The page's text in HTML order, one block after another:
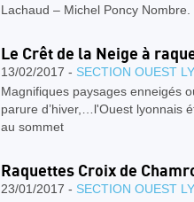
Lachaud – Michel Poncy Nombre.
Le Crêt de la Neige à
13/02/2017 - SECTION OUEST
Magnifiques paysages enneigés
parure d’hiver,…l'Ouest lyonnais
au sommet
Raquettes Croix de
23/01/2017 - SECTION OUEST